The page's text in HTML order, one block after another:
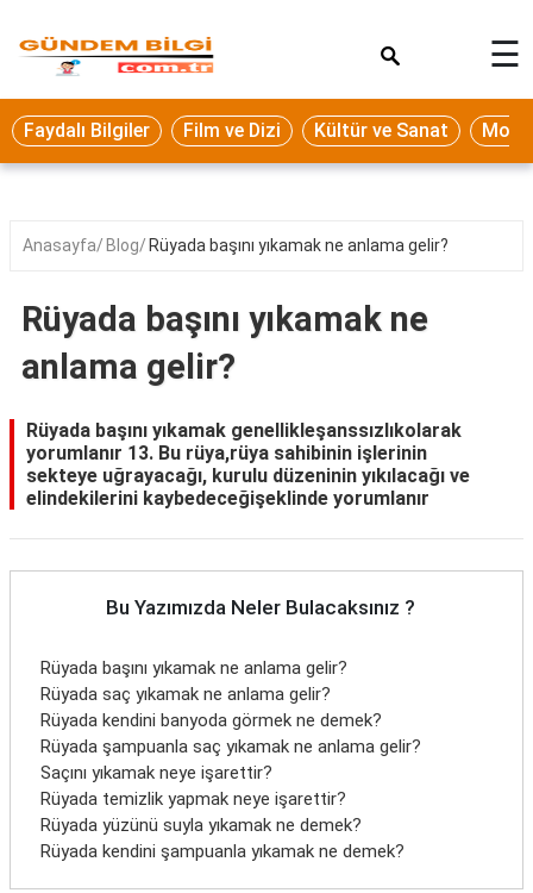
Eğitim
Ekonomi
Seyahat
Oyun
Yaşam
Hukuk
Blog
☰
Faydalı Bilgiler Film ve Dizi Kültür ve Sanat
Anasayfa Blog Rüyada başını yıkamak ne anlama gelir?
Rüyada başını yıkamak ne
anlama gelir?
Rüyada başını yıkamak genellikleşanssızlıkolarak
yorumlanır 13. Bu rüya,rüya sahibinin işlerinin
sekteye uğrayacağı, kurulu düzeninin yıkılacağı ve
elindekilerini kaybedeceğişeklinde yorumlanır
Bu Yazımızda Neler Bulacaksınız ?
Rüyada başını yıkamak ne anlama gelir?
Rüyada saç yıkamak ne anlama gelir?
Rüyada kendini banyoda görmek ne demek?
Rüyada şampuanla saç yıkamak ne anlama gelir?
Saçını yıkamak neye işarettir?
Rüyada temizlik yapmak neye işarettir?
Rüyada yüzünü suyla yıkamak ne demek?
Rüyada kendini şampuanla yıkamak ne demek?